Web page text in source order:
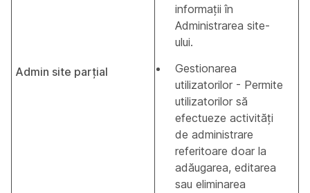
Admin site parțial
informații în
Administrarea site-
ului.
Gestionarea
utilizatorilor - Permite
utilizatorilor să
efectueze activități
de administrare
referitoare doar la
adăugarea, editarea
sau eliminarea